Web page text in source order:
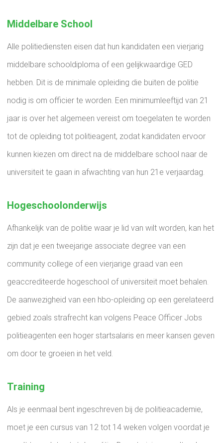
Middelbare School
Alle politiediensten eisen dat hun kandidaten een vierjarig
middelbare schooldiploma of een gelijkwaardige GED
hebben. Dit is de minimale opleiding die buiten de politie
nodig is om officier te worden. Een minimumleeftijd van 21
jaar is over het algemeen vereist om toegelaten te worden
tot de opleiding tot politieagent, zodat kandidaten ervoor
kunnen kiezen om direct na de middelbare school naar de
universiteit te gaan in afwachting van hun 21e verjaardag.
Hogeschoolonderwijs
Afhankelijk van de politie waar je lid van wilt worden, kan het
zijn dat je een tweejarige associate degree van een
community college of een vierjarige graad van een
geaccrediteerde hogeschool of universiteit moet behalen.
De aanwezigheid van een hbo-opleiding op een gerelateerd
gebied zoals strafrecht kan volgens Peace Officer Jobs
politieagenten een hoger startsalaris en meer kansen geven
om door te groeien in het veld.
Training
Als je eenmaal bent ingeschreven bij de politieacademie,
moet je een cursus van 12 tot 14 weken volgen voordat je